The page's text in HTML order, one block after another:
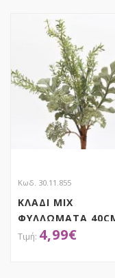
Κωδ. 30.11.855
ΚΛΑΔΙ ΜΙΧ
ΦΥΛΛΩΜΑΤΑ
4,99€